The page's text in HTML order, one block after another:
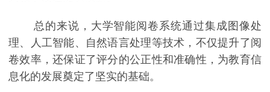
总的来说，大学智能阅卷系统通过集成图像处
理、人工智能、自然语言处理等技术，不仅提升了阅
卷效率，还保证了评分的公正性和准确性，为教育信
息化的发展奠定了坚实的基础。